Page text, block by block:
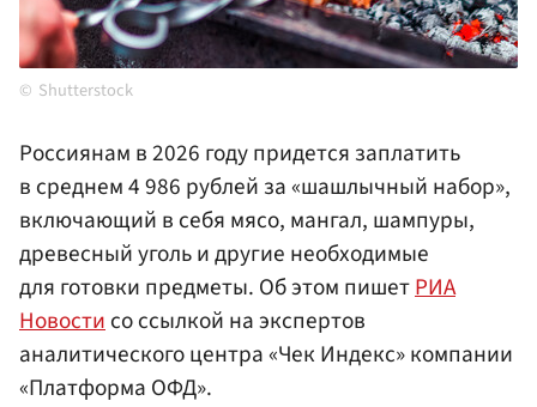
Shutterstock
Россиянам в 2026 году придется заплатить
в среднем 4 986 рублей за «шашлычный набор»,
включающий в себя мясо, мангал, шампуры,
древесный уголь и другие необходимые
для готовки предметы. Об этом пишетРИА
Новостисо ссылкой на экспертов
аналитического центра «Чек Индекс» компании
«Платформа ОФД».